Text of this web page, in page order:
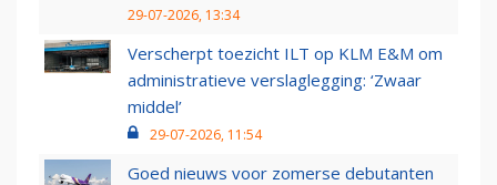
29-07-2026, 13:34
Verscherpt toezicht ILT op KLM E&M om
administratieve verslaglegging: ‘Zwaar
middel’
29-07-2026, 11:54
Goed nieuws voor zomerse debutanten